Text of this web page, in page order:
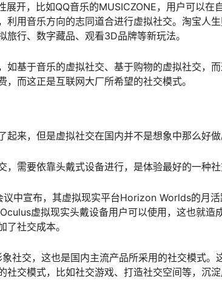
开，比如QQ音乐的MUSICZONE，用户可以在
用音乐方向的志同道合进行虚拟社交。淘宝人
行、数字藏品、观看3D品牌等新玩法。
基于音乐的虚拟社交、基于购物的虚拟社交，
而这正是互联网大厂所希望的社交模式。
来，但是虚拟社交在国内并不是想象中那么好做
需要依靠头戴式设备进行，是体验最好的一种社
中宣布，其虚拟现实平台Horizon Worlds的月
虚拟现实头戴设备用户可以使用，这也就造
社交成本。
社交，这也是国内主流产品所采用的社交模式。
交模式，比如社交游戏、打造社交空间等，沉